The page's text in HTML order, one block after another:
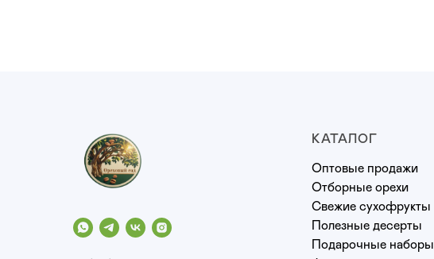
КАТАЛОГ
Оптовые продажи
Отборные орехи
Свежие сухофрукты
Полезные десерты
Подарочные наборы